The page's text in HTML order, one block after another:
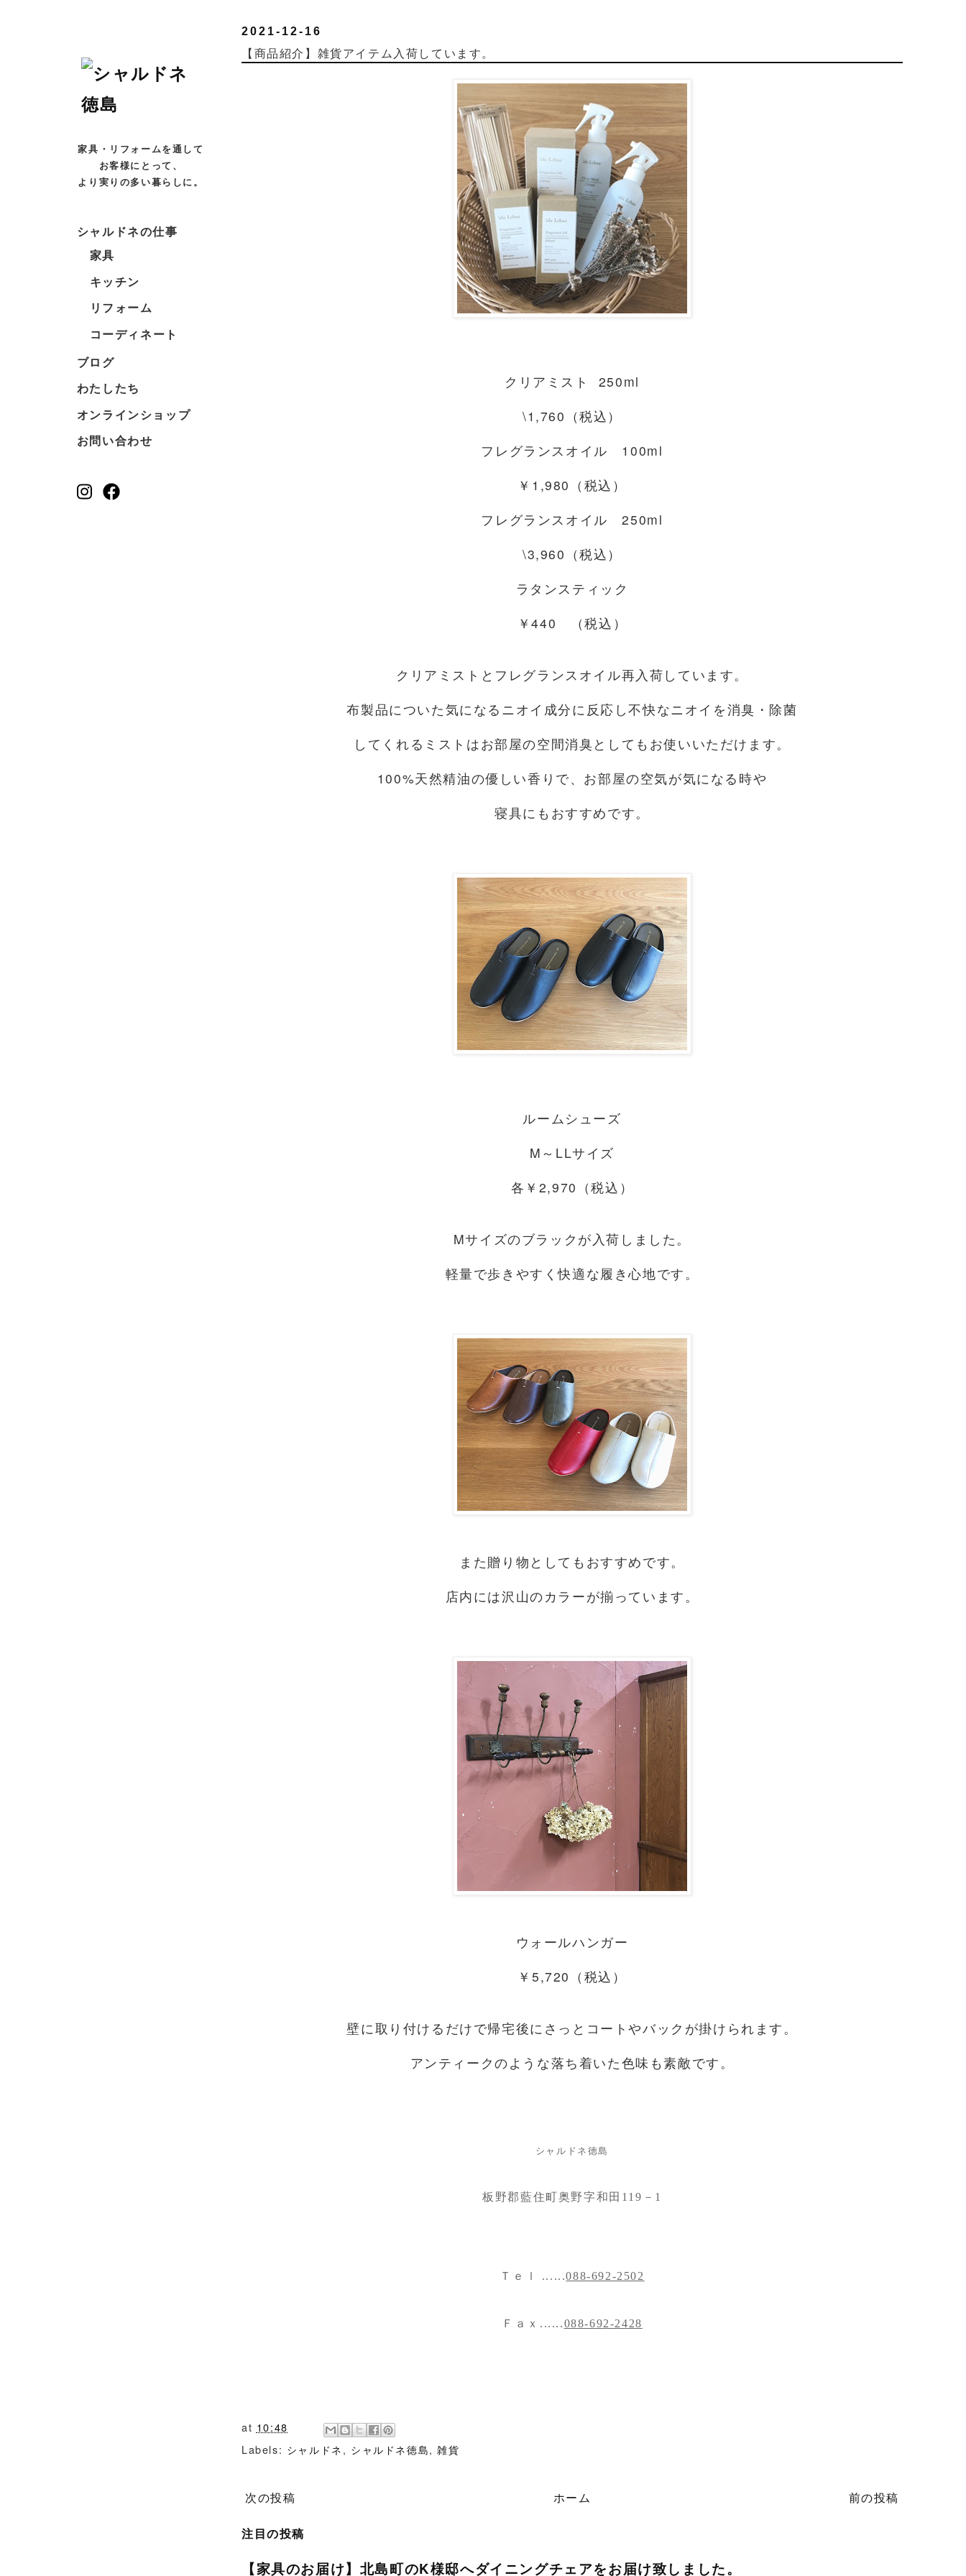
家具・リフォームを通して
お客様にとって、
より実りの多い暮らしに。
シャルドネの仕事
家具
キッチン
リフォーム
コーディネート
ブログ
わたしたち
オンラインショップ
お問い合わせ
2021-12-16
【商品紹介】雑貨アイテム入荷しています。
クリアミスト 250ml
\1,760（税込）
フレグランスオイル 100ml
￥1,980（税込）
フレグランスオイル 250ml
\3,960（税込）
ラタンスティック
￥440 （税込）
クリアミストとフレグランスオイル再入荷しています。
布製品についた気になるニオイ成分に反応し不快なニオイを消臭・除菌
してくれるミストはお部屋の空間消臭としてもお使いいただけます。
100%天然精油の優しい香りで、お部屋の空気が気になる時や
寝具にもおすすめです。
ルームシューズ
M～LLサイズ
各￥2,970（税込）
Mサイズのブラックが入荷しました。
軽量で歩きやすく快適な履き心地です。
また贈り物としてもおすすめです。
店内には沢山のカラーが揃っています。
ウォールハンガー
￥5,720（税込）
壁に取り付けるだけで帰宅後にさっとコートやバックが掛けられます。
アンティークのような落ち着いた色味も素敵です。
シャルドネ徳島
板野郡藍住町奥野字和田119－1
Ｔｅｌ ......088-692-2502
Ｆａｘ......088-692-2428
at 10:48
Labels: シャルドネ, シャルドネ徳島,雑貨
次の投稿 前の投稿
ホーム
注目の投稿
【家具のお届け】北島町のK様邸へダイニングチェアをお届け致しました。